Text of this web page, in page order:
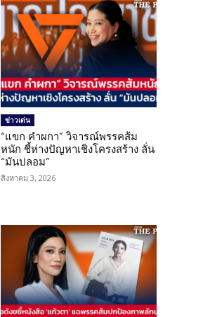
ข่าวเด่น
“แขก คำผกา” วิจารณ์พรรคส้ม
หนัก ชี้ห่างปัญหาเชิงโครงสร้าง ลั่น
“มันปลอม”
สิงหาคม 3, 2026